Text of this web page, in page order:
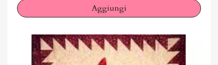
Aggiungi